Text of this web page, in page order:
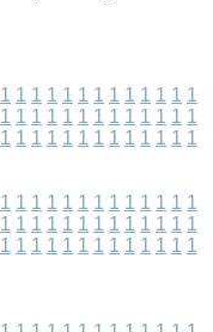
1 1 1 1 1 1 1 1 1 1 1 1 1
1 1 1 1 1 1 1 1 1 1 1 1 1
1 1 1 1 1 1 1 1 1 1 1 1 1
1 1 1 1 1 1 1 1 1 1 1 1 1
1 1 1 1 1 1 1 1 1 1 1 1 1
1 1 1 1 1 1 1 1 1 1 1 1 1